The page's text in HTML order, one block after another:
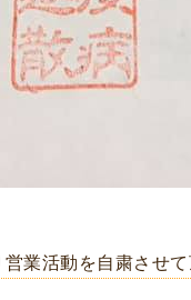
業活動を自粛させて